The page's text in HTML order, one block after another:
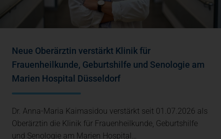
Neue Oberärztin verstärkt Klinik für
Frauenheilkunde, Geburtshilfe und Senologie am
Marien Hospital Düsseldorf
Dr. Anna-Maria Kaimasidou verstärkt seit 01.07.2026 als
Oberärztin die Klinik für Frauenheilkunde, Geburtshilfe
und Senologie am Marien Hospital…